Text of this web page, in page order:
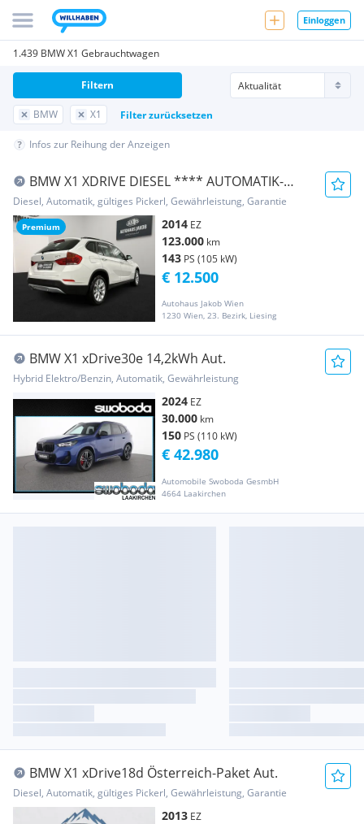
Einloggen
1.439 BMW X1 Gebrauchtwagen
BMW X1 Filter zurücksetzen
Filtern
Infos zur Reihung der Anzeigen
Premium
BMW X1 XDRIVE DIESEL **** AUTOMATIK-
TEMPOMAT-LEDER ...
Diesel, Automatik, gültiges Pickerl, Gewährleistung, Garantie
2014 EZ
123.000 km
143 PS (105 kW)
Autohaus Jakob Wien
1230 Wien, 23. Bezirk, Liesing
€ 12.500
BMW X1 xDrive30e 14,2kWh Aut.
Hybrid Elektro/Benzin, Automatik, Gewährleistung
2024 EZ
30.000 km
150 PS (110 kW)
Automobile Swoboda GesmbH
4664 Laakirchen
€ 42.980
BMW X1 xDrive18d Österreich-Paket Aut.
Diesel, Automatik, gültiges Pickerl, Gewährleistung, Garantie
2013 EZ